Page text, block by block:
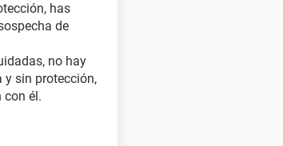
has
de
no hay
y sin protección,
con él.